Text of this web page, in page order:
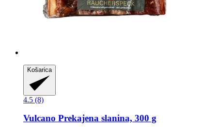
Košarica
4.5 (8)
Vulcano Prekajena slanina, 300 g